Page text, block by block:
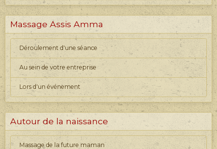
Massage Assis Amma
Déroulement d'une séance
Au sein de votre entreprise
Lors d'un événement
Autour de la naissance
Massage de la future maman